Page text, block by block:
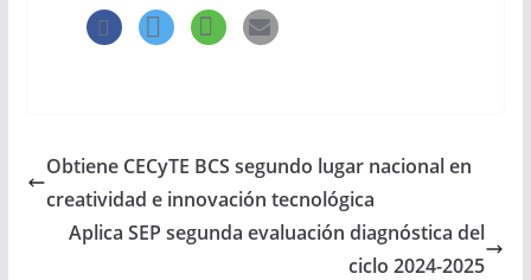
Obtiene CECyTE BCS segundo lugar nacional en
creatividad e innovación tecnológica
Aplica SEP segunda evaluación diagnóstica del
ciclo 2024-2025